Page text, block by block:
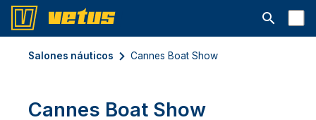
Abrir la
Salones náuticos Cannes Boat Show
Cannes Boat Show